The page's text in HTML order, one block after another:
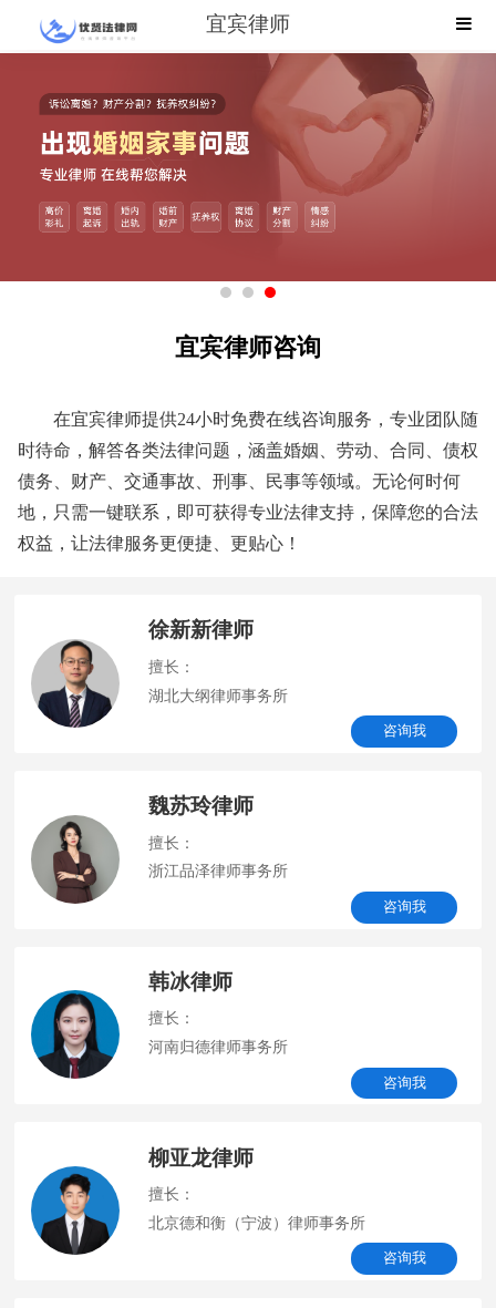
宜宾律师
宜宾律师咨询
在宜宾律师提供24小时免费在线咨询服务，专业团队随
时待命，解答各类法律问题，涵盖婚姻、劳动、合同、债权
债务、财产、交通事故、刑事、民事等领域。无论何时何
地，只需一键联系，即可获得专业法律支持，保障您的合法
权益，让法律服务更便捷、更贴心！
徐新新律师
擅长：
湖北大纲律师事务所
咨询我
魏苏玲律师
擅长：
浙江品泽律师事务所
咨询我
韩冰律师
擅长：
河南归德律师事务所
咨询我
柳亚龙律师
擅长：
北京德和衡（宁波）律师事务所
咨询我